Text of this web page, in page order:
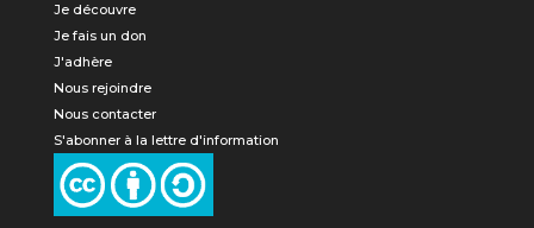
Je découvre
Je fais un don
J'adhère
Nous rejoindre
Nous contacter
S'abonner à la lettre d'information